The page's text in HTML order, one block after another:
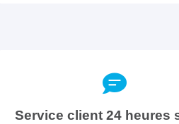
Service client 24 heures